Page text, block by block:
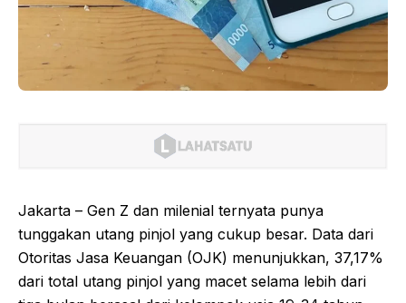
Jakarta – Gen Z dan milenial ternyata punya
tunggakan utang pinjol yang cukup besar. Data dari
Otoritas Jasa Keuangan (OJK) menunjukkan, 37,17%
dari total utang pinjol yang macet selama lebih dari